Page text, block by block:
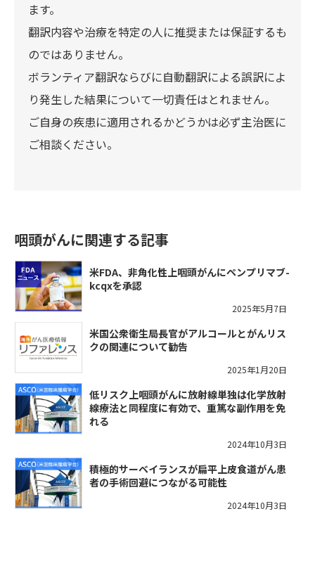
ます。
翻訳内容や治療を特定の人に推奨または保証するも
のではありません。
ボランティア翻訳ならびに自動翻訳による誤訳によ
り発生した結果について一切責任はとれません。
ご自身の疾患に適用されるかどうかは必ず主治医に
ご相談ください。
咽頭がんに関連する記事
米FDA、非角化性上咽頭がんにペンプリマブ-
kcqxを承認
2025年5月7日
米国公衆衛生局長官がアルコールとがんリス
クの関連について勧告
2025年1月20日
低リスク上咽頭がんに放射線単独は化学放射
線療法と同程度に有効で、重篤な副作用を免
れる
2024年10月3日
積極的サーベイランスが扁平上皮食道がん患
者の手術回避につながる可能性
2024年10月3日